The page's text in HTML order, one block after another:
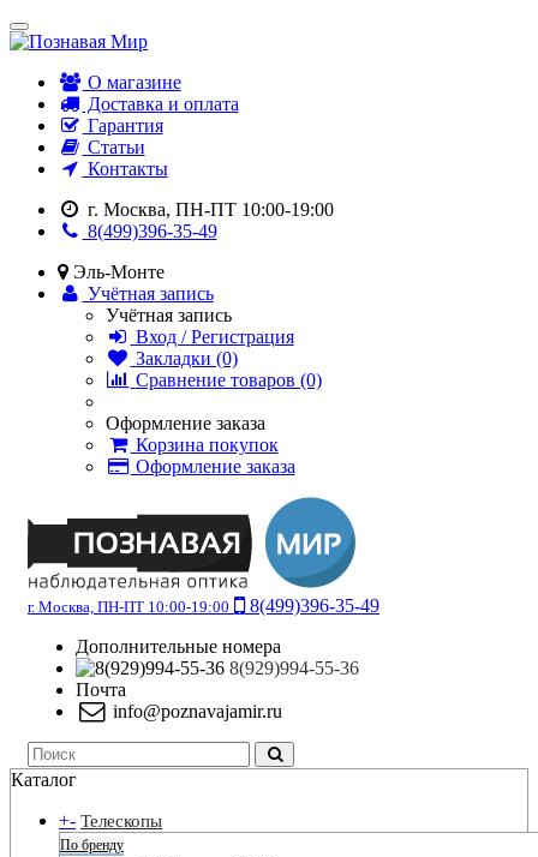
О магазине
Доставка и оплата
Гарантия
Статьи
Контакты
г. Москва, ПН-ПТ 10:00-19:00
8(499)396-35-49
Эль-Монте
Учётная запись
Учётная запись
Вход / Регистрация
Закладки (0)
Сравнение товаров (0)
Оформление заказа
Корзина покупок
Оформление заказа
г. Москва, ПН-ПТ 10:00-19:00
8(499)396-35-49
Дополнительные номера
8(929)994-55-36
Почта
info@poznavajamir.ru
Каталог
+- Телескопы
По бренду